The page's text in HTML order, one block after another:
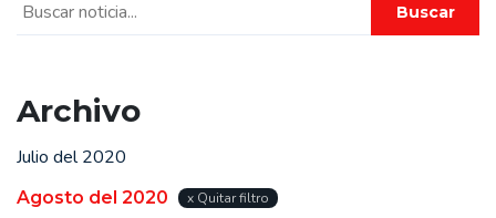
Buscar
Archivo
Julio del 2020
Agosto del 2020 x Quitar filtro